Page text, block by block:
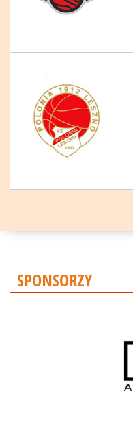
SPONSORZY